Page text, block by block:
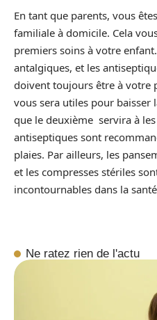
En tant que parents, vous
familiale à domicile. Cela
premiers soins à votre
antalgiques, et les
doivent toujours être à votre
vous sera utiles pour baisser
que le deuxième servira à
antiseptiques sont
plaies. Par ailleurs, les
et les compresses stériles
incontournables dans la
Ne ratez rien de l'actu